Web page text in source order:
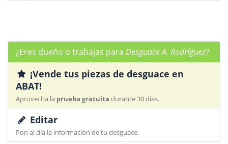
¿Eres dueño o trabajas para Desguace A. Rodríguez?
¡Vende tus piezas de desguace en
ABAT!
Aprovecha la prueba gratuita durante 30 días.
Editar
Pon al día la información de tu desguace.